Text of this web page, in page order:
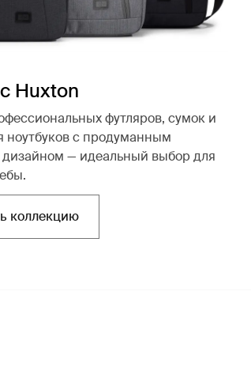
Huxton
футляров, сумок и
ноутбуков с продуманным
— идеальный выбор для
коллекцию
Открывается в новой вкладке